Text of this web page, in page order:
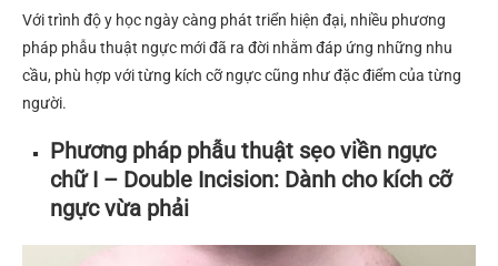
Với trình độ y học ngày càng phát triển hiện đại, nhiều phương
pháp phẫu thuật ngực mới đã ra đời nhằm đáp ứng những nhu
cầu, phù hợp với từng kích cỡ ngực cũng như đặc điểm của từng
người.
Phương pháp phẫu thuật sẹo viền ngực
chữ I – Double Incision: Dành cho kích cỡ
ngực vừa phải